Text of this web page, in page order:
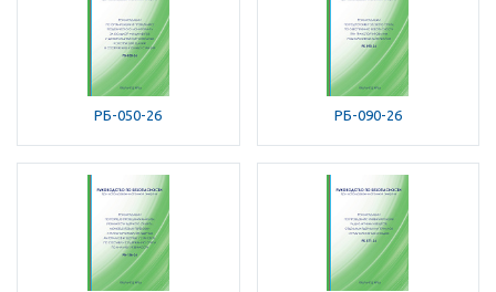
РБ-050-26 РБ-090-26